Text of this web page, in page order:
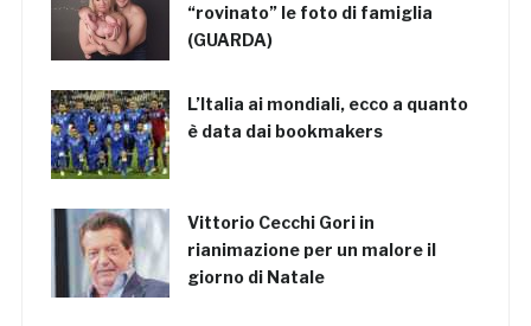
“rovinato” le foto di famiglia
(GUARDA)
L’Italia ai mondiali, ecco a quanto
è data dai bookmakers
Vittorio Cecchi Gori in
rianimazione per un malore il
giorno di Natale